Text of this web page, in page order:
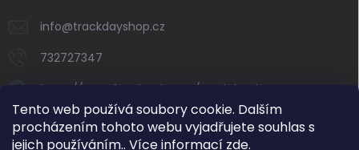
Tento web používá soubory cookie. Dalším
procházením tohoto webu vyjadřujete souhlas s
jejich používáním.. Více informací zde.
info@trackdayshop.cz
732727347
https://www.facebook.com/trackdayshop
trackdayshop